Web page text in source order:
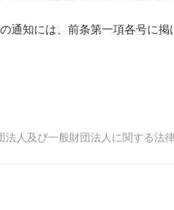
通知には、前条第一項各号に掲
法人及び一般財団法人に関する法